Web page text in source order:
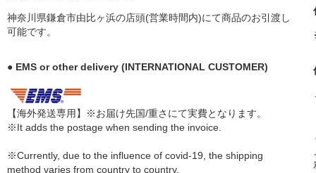
神奈川県鎌倉市由比ヶ浜の店頭(営業時間内)にて商品のお引渡し
可能です。
● EMS or other delivery (INTERNATIONAL CUSTOMER)
【海外発送専用】※お届け先国/重さにて実費となります。
※It adds the postage when sending the invoice.
※Currently, due to the influence of covid-19, the shipping
method varies from country to country.